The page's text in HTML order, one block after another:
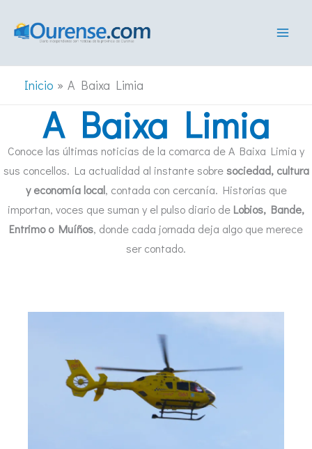
Inicio A Baixa Limia
A Baixa Limia
Conoce las últimas noticias de la comarca de A Baixa Limia y
sus concellos. La actualidad al instante sobresociedad, cultura
y economía local, contada con cercanía. Historias que
importan, voces que suman y el pulso diario de Lobios, Bande,
Entrimo o Muíños, donde cada jornada deja algo que merece
ser contado.